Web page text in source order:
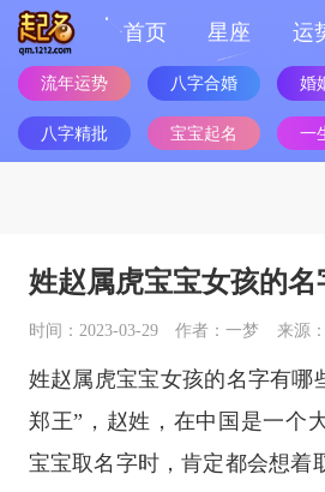
首页 星座 运
流年运势 八字合婚 婚
八字精批 宝宝起名 一
姓赵属虎宝宝女孩的名
时间：2023-03-29 作者：一梦 来源
姓赵属虎宝宝女孩的名字有哪
郑王”，赵姓，在中国是一个
宝宝取名字时，肯定都会想着